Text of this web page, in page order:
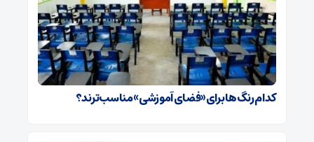
کدام رنگ‌ها برای «فضای آموزشی» مناسب‌ترند؟